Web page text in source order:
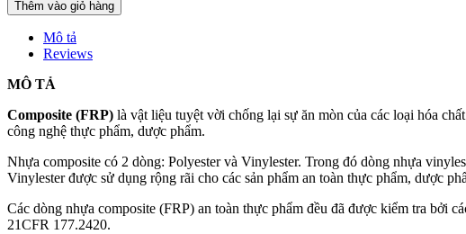
(FRP)
CHỨA
THỰC
PHẨM
quantity
Thêm vào giỏ hàng
Mô tả
Reviews
MÔ TẢ
Composite (FRP) là vật liệu tuyệt vời chống lại sự ăn mòn của các loại hóa
công nghệ thực phẩm, dược phẩm.
Nhựa composite có 2 dòng: Polyester và Vinylester. Trong đó dòng nhựa
Vinylester được sử dụng rộng rãi cho các sản phẩm an toàn thực phẩm, dược
Các dòng nhựa composite (FRP) an toàn thực phẩm đều đã được kiểm tra
21CFR 177.2420.